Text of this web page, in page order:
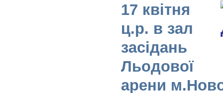
17 квітня
ц.р. в зал
засідань
Льодової
арени